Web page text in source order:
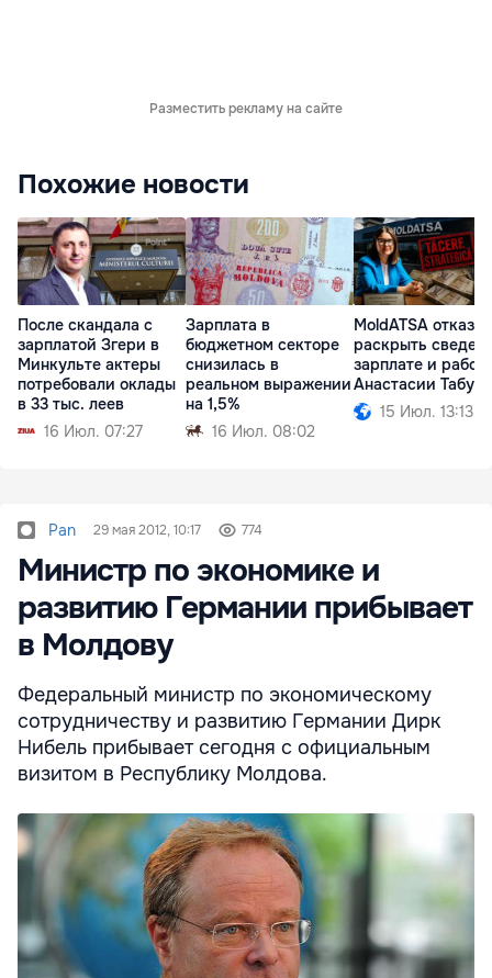
Разместить рекламу на сайте
Похожие новости
После скандала с
зарплатой Згери в
Минкульте актеры
потребовали оклады
в 33 тыс. леев
16 Июл. 07:27
Зарплата в
бюджетном секторе
снизилась в
реальном выражении
на 1,5%
16 Июл. 08:02
MoldATSA
раскрыть
зарплате и
Анастасии
15 Июл. 13:13
Pan 29 мая 2012, 10:17 774
Министр по экономике и
развитию Германии прибывает
в Молдову
Федеральный министр по экономическому
сотрудничеству и развитию Германии Дирк
Нибель прибывает сегодня с официальным
визитом в Республику Молдова.